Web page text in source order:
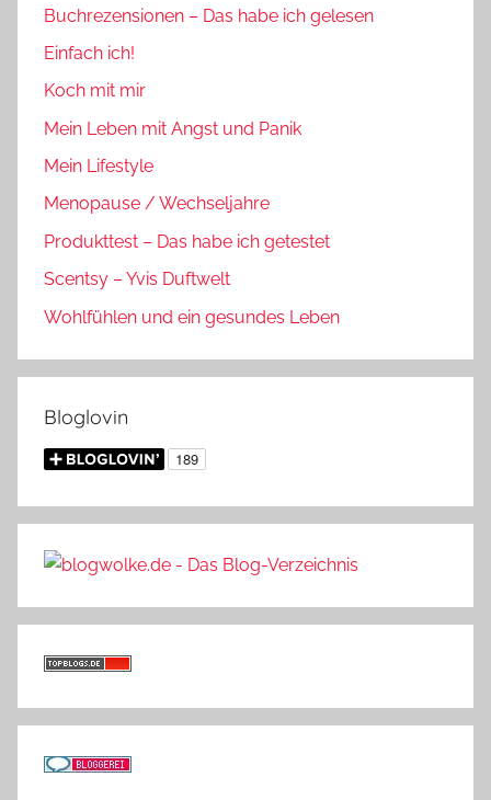
Buchrezensionen – Das habe ich gelesen
Einfach ich!
Koch mit mir
Mein Leben mit Angst und Panik
Mein Lifestyle
Menopause / Wechseljahre
Produkttest – Das habe ich getestet
Scentsy – Yvis Duftwelt
Wohlfühlen und ein gesundes Leben
Bloglovin